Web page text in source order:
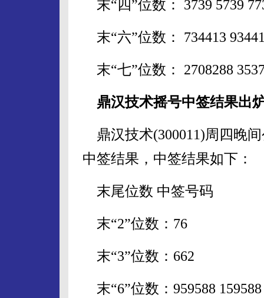
末“四”位数： 3739 5739
末“六”位数： 734413
末“七”位数： 2708288
鼎汉技术摇号中签结果出
鼎汉技术(300011)周四晚
中签结果，中签结果如下：
末尾位数 中签号码
末“2”位数：76
末“3”位数：662
末“6”位数：959588 159588